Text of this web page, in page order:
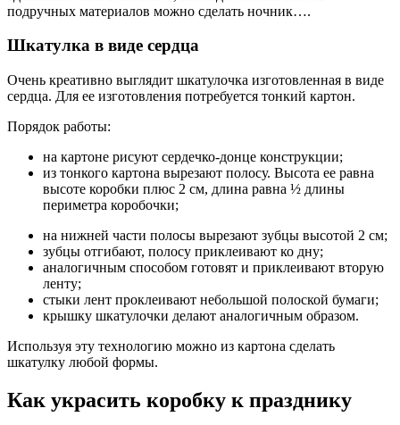
подручных материалов можно сделать ночник….
Шкатулка в виде сердца
Очень креативно выглядит шкатулочка изготовленная в виде
сердца. Для ее изготовления потребуется тонкий картон.
Порядок работы:
на картоне рисуют сердечко-донце конструкции;
из тонкого картона вырезают полосу. Высота ее равна
высоте коробки плюс 2 см, длина равна ½ длины
периметра коробочки;
на нижней части полосы вырезают зубцы высотой 2 см;
зубцы отгибают, полосу приклеивают ко дну;
аналогичным способом готовят и приклеивают вторую
ленту;
стыки лент проклеивают небольшой полоской бумаги;
крышку шкатулочки делают аналогичным образом.
Используя эту технологию можно из картона сделать
шкатулку любой формы.
Как украсить коробку к празднику